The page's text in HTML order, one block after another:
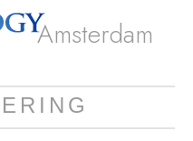
Amsterdam